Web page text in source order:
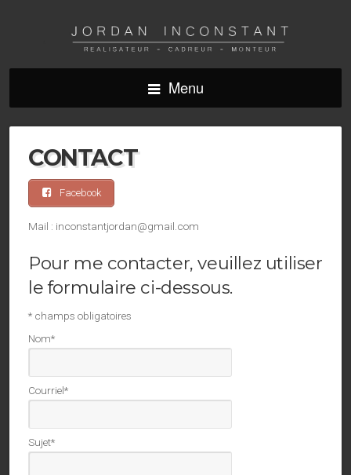
Menu
CONTACT
Facebook
Mail : inconstantjordan@gmail.com
Pour me contacter, veuillez utiliser
le formulaire ci-dessous.
* champs obligatoires
Nom*
Courriel*
Sujet*